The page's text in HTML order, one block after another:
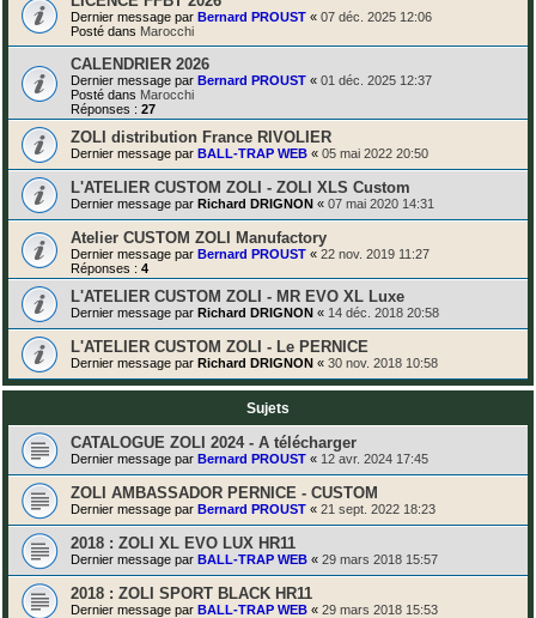
Dernier message par Bernard PROUST « 07 déc. 2025 12:06
Posté dans Marocchi
CALENDRIER 2026
Dernier message par Bernard PROUST « 01 déc. 2025 12:37
Posté dans Marocchi
Réponses : 27
ZOLI distribution France RIVOLIER
Dernier message par BALL-TRAP WEB « 05 mai 2022 20:50
L'ATELIER CUSTOM ZOLI - ZOLI XLS Custom
Dernier message par Richard DRIGNON « 07 mai 2020 14:31
Atelier CUSTOM ZOLI Manufactory
Dernier message par Bernard PROUST « 22 nov. 2019 11:27
Réponses : 4
L'ATELIER CUSTOM ZOLI - MR EVO XL Luxe
Dernier message par Richard DRIGNON « 14 déc. 2018 20:58
L'ATELIER CUSTOM ZOLI - Le PERNICE
Dernier message par Richard DRIGNON « 30 nov. 2018 10:58
Sujets
CATALOGUE ZOLI 2024 - A télécharger
Dernier message par Bernard PROUST « 12 avr. 2024 17:45
ZOLI AMBASSADOR PERNICE - CUSTOM
Dernier message par Bernard PROUST « 21 sept. 2022 18:23
2018 : ZOLI XL EVO LUX HR11
Dernier message par BALL-TRAP WEB « 29 mars 2018 15:57
2018 : ZOLI SPORT BLACK HR11
Dernier message par BALL-TRAP WEB « 29 mars 2018 15:53